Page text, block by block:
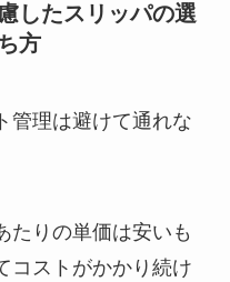
したスリッパの選
方
管理は避けて通れな
たりの単価は安いも
コストがかかり続け